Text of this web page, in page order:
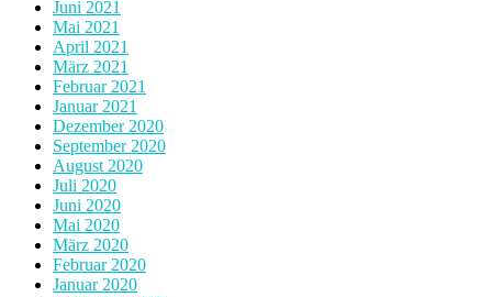
Juni 2021
Mai 2021
April 2021
März 2021
Februar 2021
Januar 2021
Dezember 2020
September 2020
August 2020
Juli 2020
Juni 2020
Mai 2020
März 2020
Februar 2020
Januar 2020